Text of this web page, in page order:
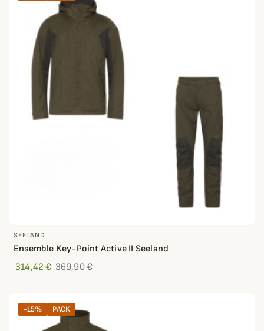
SEELAND
Ensemble Key-Point Active II Seeland
314,42 € 369,90 €
-15% PACK